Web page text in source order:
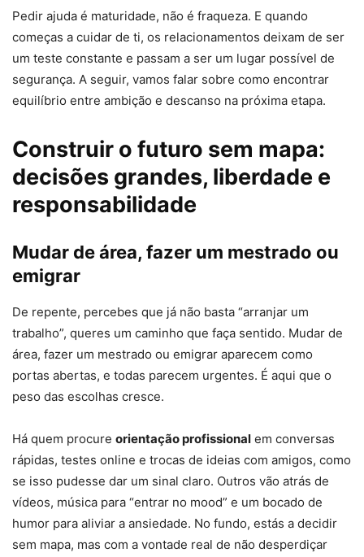
Pedir ajuda é maturidade, não é fraqueza. E quando
começas a cuidar de ti, os relacionamentos deixam de ser
um teste constante e passam a ser um lugar possível de
segurança. A seguir, vamos falar sobre como encontrar
equilíbrio entre ambição e descanso na próxima etapa.
Construir o futuro sem mapa:
decisões grandes, liberdade e
responsabilidade
Mudar de área, fazer um mestrado ou
emigrar
De repente, percebes que já não basta “arranjar um
trabalho”, queres um caminho que faça sentido. Mudar de
área, fazer um mestrado ou emigrar aparecem como
portas abertas, e todas parecem urgentes. É aqui que o
peso das escolhas cresce.
Há quem procure orientação profissional em conversas
rápidas, testes online e trocas de ideias com amigos, como
se isso pudesse dar um sinal claro. Outros vão atrás de
vídeos, música para “entrar no mood” e um bocado de
humor para aliviar a ansiedade. No fundo, estás a decidir
sem mapa, mas com a vontade real de não desperdiçar